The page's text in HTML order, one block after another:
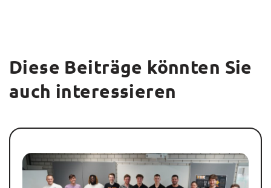
Diese Beiträge könnten Sie
auch interessieren